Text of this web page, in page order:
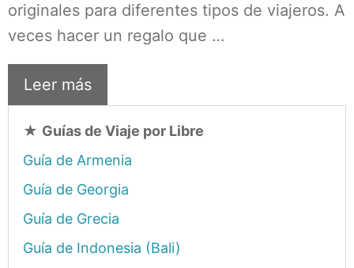
originales para diferentes tipos de viajeros. A
veces hacer un regalo que …
Leer más
★ Guías de Viaje por Libre
Guía de Armenia
Guía de Georgia
Guía de Grecia
Guía de Indonesia (Bali)